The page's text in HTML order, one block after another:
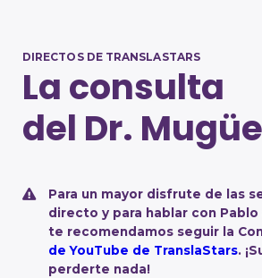
DIRECTOS DE TRANSLASTARS
La consulta
del Dr.
Para un mayor disfrute de las
directo y para hablar con
te recomendamos seguir la
de YouTube de TranslaStars.
perderte nada!